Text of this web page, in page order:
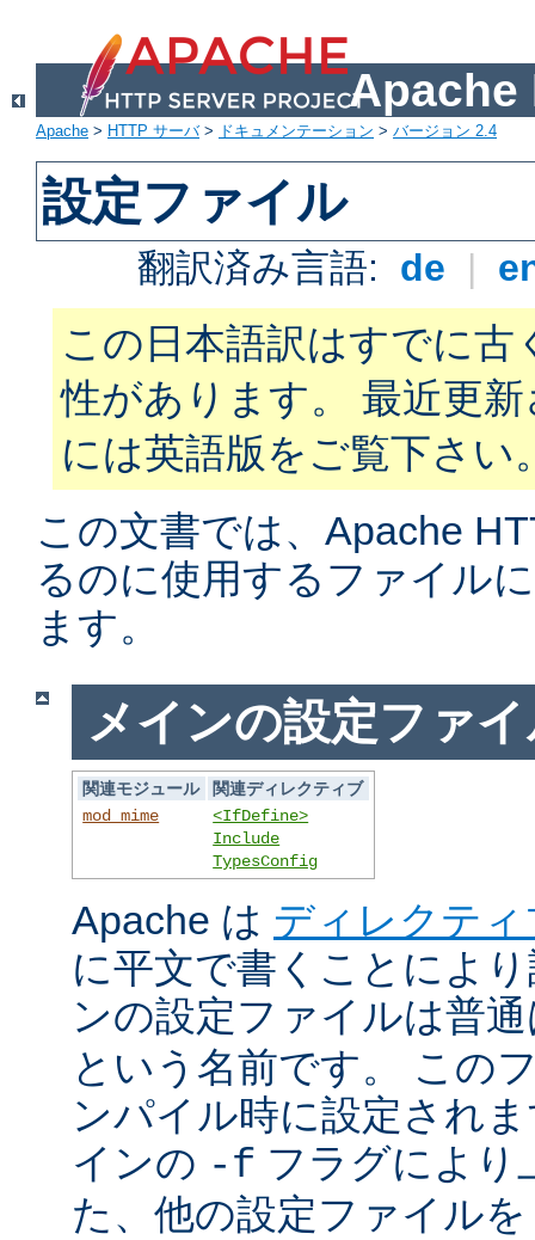
Apache
Apache > HTTP サーバ> ドキュメンテーション > バージョン 2.4
設定ファイル
翻訳済み言語: de |
この日本語訳はすでに古
性があります。 最近更
には英語版をご覧下さい
この文書では、Apache
るのに使用するファイル
ます。
メインの設定ファ
関連モジュール
関連ディレクティブ
mod_mime
<IfDefine>
Include
TypesConfig
Apache は ディレクティ
に平文で書くことによ
ンの設定ファイルは普
という名前です。 この
ンパイル時に設定され
インの -f フラグにより
た、他の設定ファイル